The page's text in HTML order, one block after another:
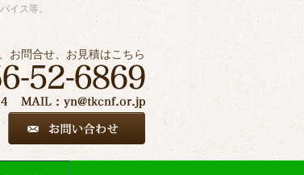
イス等。
お問合せ、お見積はこちら